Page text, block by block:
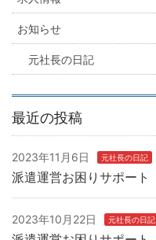
お知らせ
元社長の日記
最近の投稿
2023年11月6日 元社長の日記
派遣運営お困りサポート
2023年10月22日 元社長の日記